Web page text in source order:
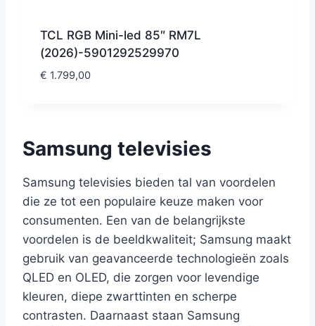
TCL RGB Mini-led 85″ RM7L
(2026)-5901292529970
€ 1.799,00
Samsung televisies
Samsung televisies bieden tal van voordelen
die ze tot een populaire keuze maken voor
consumenten. Een van de belangrijkste
voordelen is de beeldkwaliteit; Samsung maakt
gebruik van geavanceerde technologieën zoals
QLED en OLED, die zorgen voor levendige
kleuren, diepe zwarttinten en scherpe
contrasten. Daarnaast staan Samsung